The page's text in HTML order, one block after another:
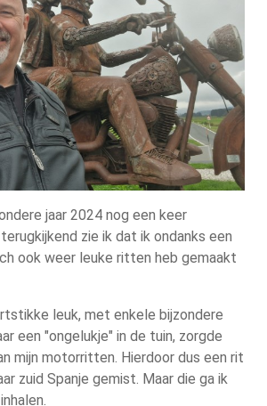
jaar 2024 nog een keer
zie ik dat ik ondanks een
ook weer leuke ritten heb gemaakt
leuk, met enkele bijzondere
een "ongelukje" in de tuin, zorgde
mijn motorritten. Hierdoor dus een rit
zuid Spanje gemist. Maar die ga ik